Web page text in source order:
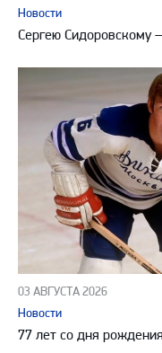
Новости
Сергею Сидоровскому
03 АВГУСТА 2026
Новости
77 лет со дня